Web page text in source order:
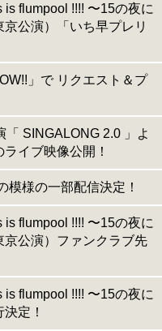
flumpool !!!! 〜15の夜に
公演）「いち早プレリ
」で リクエスト＆プ
SINGALONG 2.0 」よ
イブ映像公開！
模様の一部配信決定！
flumpool !!!! 〜15の夜に
公演）ファンクラブ先
flumpool !!!! 〜15の夜に
定！